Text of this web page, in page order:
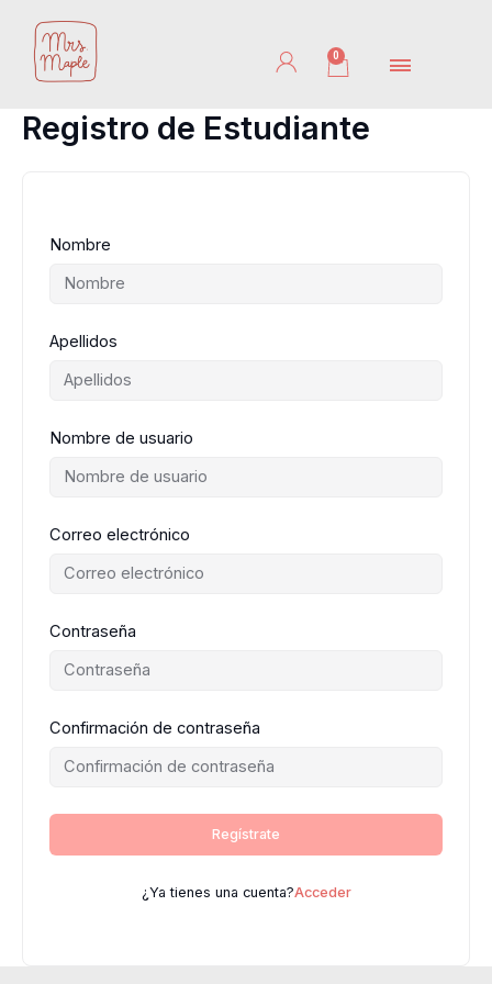
contenido
0
Cart
Registro de Estudiante
Nombre
Apellidos
Nombre de usuario
Correo electrónico
Contraseña
Confirmación de contraseña
Regístrate
¿Ya tienes una cuenta?Acceder